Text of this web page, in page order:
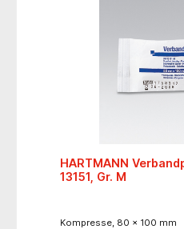
HARTMANN
13151, Gr. M
Kompresse, 80 x 100 mm